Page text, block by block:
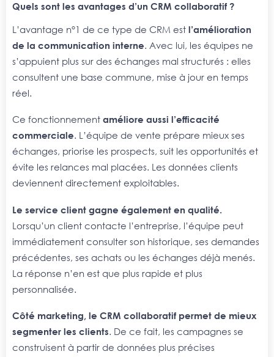
Quels sont les avantages d’un CRM collaboratif ?
L’avantage n°1 de ce type de CRM est l’amélioration
de la communication interne. Avec lui, les équipes ne
s’appuient plus sur des échanges mal structurés : elles
consultent une base commune, mise à jour en temps
réel.
Ce fonctionnement améliore aussi l’efficacité
commerciale. L’équipe de vente prépare mieux ses
échanges, priorise les prospects, suit les opportunités et
évite les relances mal placées. Les données clients
deviennent directement exploitables.
Le service client gagne également en qualité.
Lorsqu’un client contacte l’entreprise, l’équipe peut
immédiatement consulter son historique, ses demandes
précédentes, ses achats ou les échanges déjà menés.
La réponse n’en est que plus rapide et plus
personnalisée.
Côté marketing, le CRM collaboratif permet de mieux
segmenter les clients. De ce fait, les campagnes se
construisent à partir de données plus précises